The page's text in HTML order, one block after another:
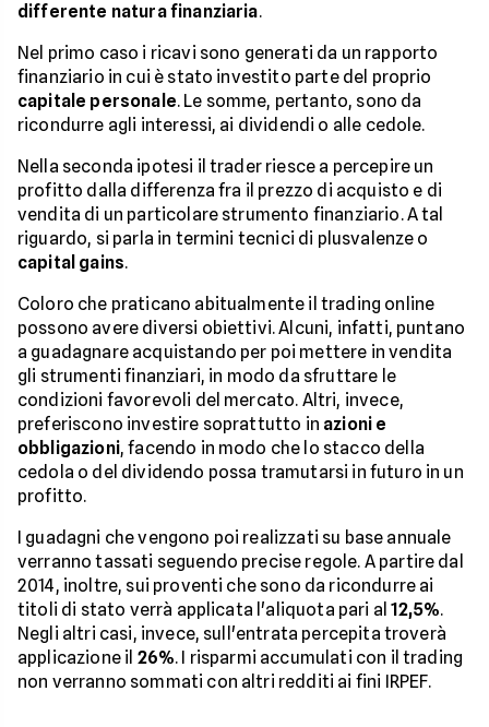
differente natura finanziaria.
Nel primo caso i ricavi sono generati da un rapporto
finanziario in cui è stato investito parte del proprio
capitale personale. Le somme, pertanto, sono da
ricondurre agli interessi, ai dividendi o alle cedole.
Nella seconda ipotesi il trader riesce a percepire un
profitto dalla differenza fra il prezzo di acquisto e di
vendita di un particolare strumento finanziario. A tal
riguardo, si parla in termini tecnici di plusvalenze o
capital gains.
Coloro che praticano abitualmente il trading online
possono avere diversi obiettivi. Alcuni, infatti, puntano
a guadagnare acquistando per poi mettere in vendita
gli strumenti finanziari, in modo da sfruttare le
condizioni favorevoli del mercato. Altri, invece,
preferiscono investire soprattutto in azioni e
obbligazioni, facendo in modo che lo stacco della
cedola o del dividendo possa tramutarsi in futuro in un
profitto.
I guadagni che vengono poi realizzati su base annuale
verranno tassati seguendo precise regole. A partire dal
2014, inoltre, sui proventi che sono da ricondurre ai
titoli di stato verrà applicata l'aliquota pari al12,5%.
Negli altri casi, invece, sull'entrata percepita troverà
applicazione il 26%. I risparmi accumulati con il trading
non verranno sommati con altri redditi ai fini IRPEF.